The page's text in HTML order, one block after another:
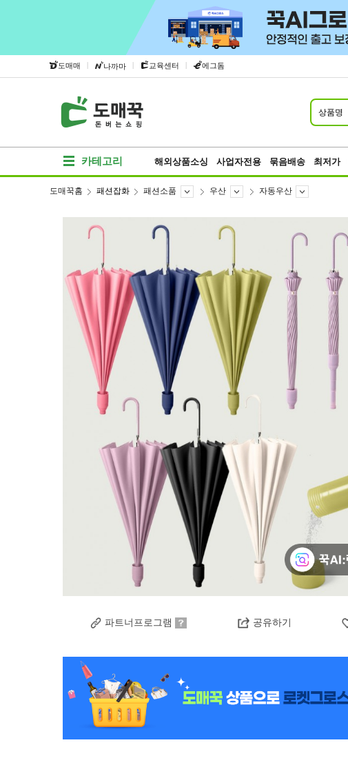
도매매 | 나까마 | 교육센터 | 에그돔
상품명
카테고리 해외상품소싱 사업자전용 묶음배송 최저가
도매꾹홈 패션잡화 패션소품 우산 자동우산
베스트
파트너프로그램 공유하기